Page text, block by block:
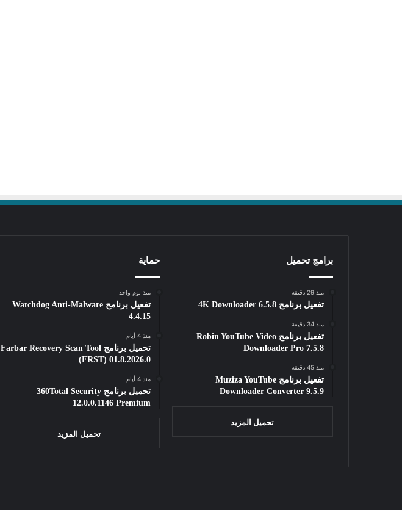
برامج تحميل
منذ 29 دقيقة
تفعيل برنامج 4K Downloader 6.5.8
منذ 34 دقيقة
تفعيل برنامج Robin YouTube Video
Downloader Pro 7.5.8
منذ 45 دقيقة
تفعيل برنامج Muziza YouTube
Downloader Converter 9.5.9
تحميل المزيد
حماية
منذ يوم واحد
تفعيل برنامج Watchdog Anti-Malware
4.4.15
منذ 4 أيام
تحميل برنامج Farbar Recovery Scan Tool
(FRST) 01.8.2026.0
منذ 4 أيام
تحميل برنامج 360Total Security
12.0.0.1146 Premium
تحميل المزيد